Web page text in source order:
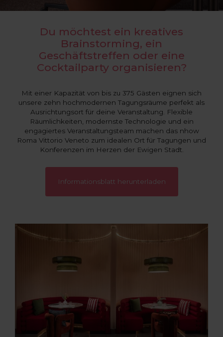
Du möchtest ein kreatives
Brainstorming, ein
Geschäftstreffen oder eine
Cocktailparty organisieren?
Mit einer Kapazität von bis zu 375 Gästen eignen sich
unsere zehn hochmodernen Tagungsräume perfekt als
Ausrichtungsort für deine Veranstaltung. Flexible
Räumlichkeiten, modernste Technologie und ein
engagiertes Veranstaltungsteam machen das nhow
Roma Vittorio Veneto zum idealen Ort für Tagungen und
Konferenzen im Herzen der Ewigen Stadt.
Informationsblatt herunterladen